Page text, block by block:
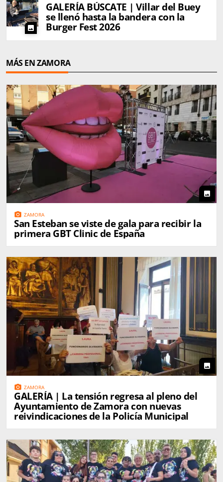
photo
GALERÍA BÚSCATE | Villar del Buey
se llenó hasta la bandera con la
Burger Fest 2026
MÁS EN ZAMORA
photo
photo_camera ZAMORA
San Esteban se viste de gala para recibir la
primera GBT Clinic de España
photo
photo_camera ZAMORA
GALERÍA | La tensión regresa al pleno del
Ayuntamiento de Zamora con nuevas
reivindicaciones de la Policía Municipal